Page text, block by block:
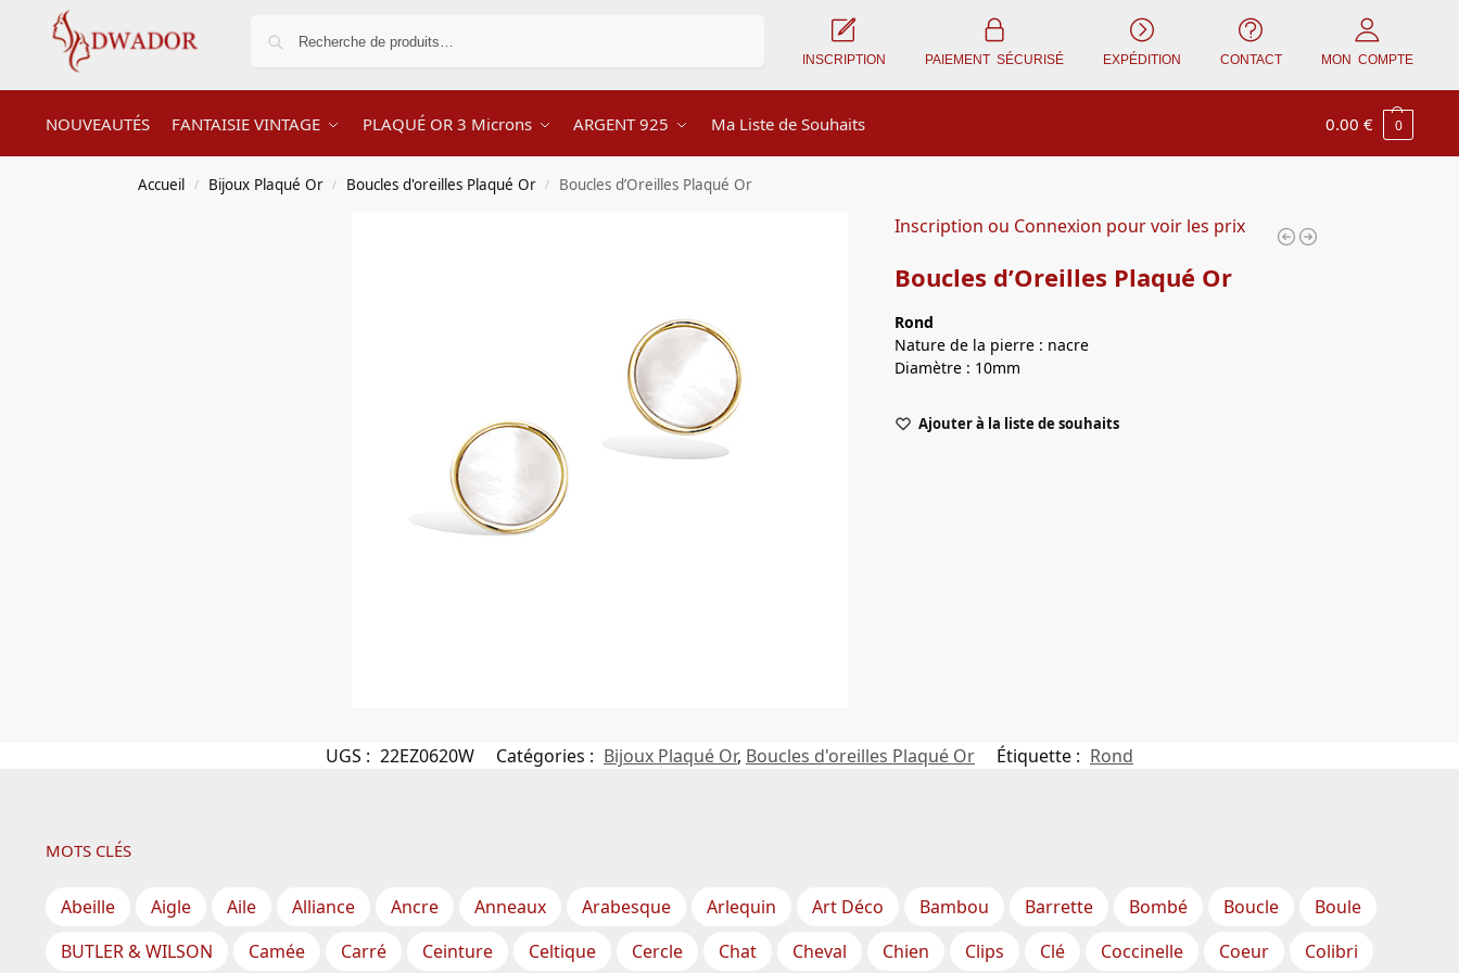
INSCRIPTION PAIEMENT SÉCURISÉ EXPÉDITION CONTACT MON COMPTE
NOUVEAUTÉS FANTAISIE VINTAGE PLAQUÉ OR 3 Microns ARGENT 925 Ma Liste de Souhaits 0.00€ 0
Accueil / Bijoux Plaqué Or / Boucles d'oreilles Plaqué Or / Boucles d’Oreilles Plaqué Or
Inscription ou Connexion pour voir les prix
Boucles d’Oreilles Plaqué Or
Rond
Nature de la pierre : nacre
Diamètre : 10mm
Ajouter à la liste de souhaits
UGS : 22EZ0620W Catégories : Bijoux Plaqué Or, Boucles d'oreilles Plaqué Or Étiquette : Rond
MOTS CLÉS
Abeille Aigle Aile Alliance Ancre Anneaux Arabesque Arlequin Art Déco Bambou Barrette Bombé Boucle
Boule
BUTLER & WILSON
Camée Carré Ceinture Celtique Cercle Chat Cheval Chien Clips Clé Coccinelle Coeur Colibri